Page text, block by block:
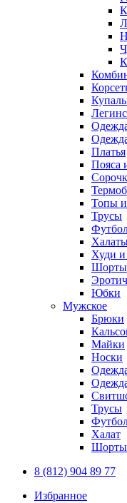
Платья
Пояса
Топы
Трусы
Худи
Шорты
Юбки
Мужское
Брюки
Майки
Носки
Трусы
Халат
Шорты
8 (812) 904 89 77
Избранное